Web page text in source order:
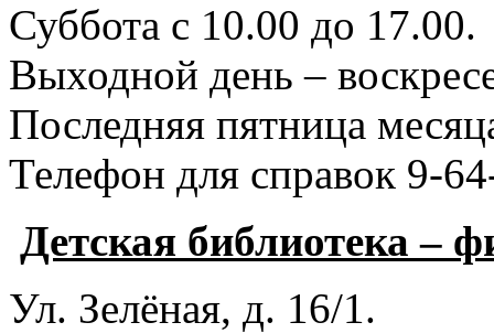
Суббота с 10.00 до 17.00.
Выходной день –
Последняя пятница
Телефон для справок 9-
Детская библиотека –
Ул. Зелёная, д. 16/1.